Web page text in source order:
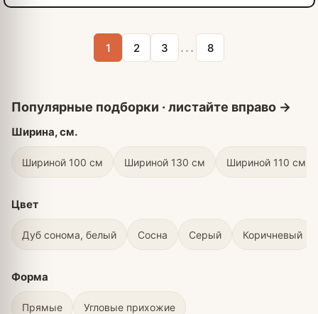
1 2 3 ... 8
Ширина, см.
Шириной 100 см Шириной 130 см Шириной 110 см
Цвет
Дуб сонома, белый Сосна Серый Коричневый
Форма
Прямые Угловые прихожие